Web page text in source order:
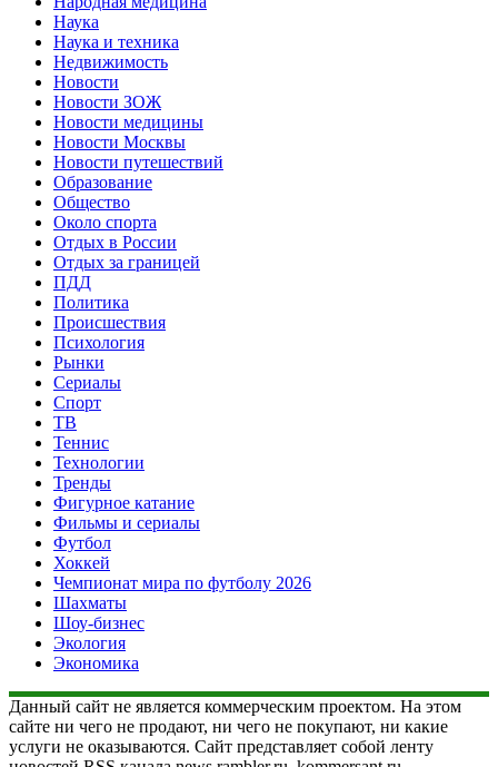
Наука
Наука и техника
Недвижимость
Новости
Новости ЗОЖ
Новости медицины
Новости Москвы
Новости путешествий
Образование
Общество
Около спорта
Отдых в России
Отдых за границей
ПДД
Политика
Происшествия
Психология
Рынки
Сериалы
Спорт
ТВ
Теннис
Технологии
Тренды
Фигурное катание
Фильмы и сериалы
Футбол
Хоккей
Чемпионат мира по футболу 2026
Шахматы
Шоу-бизнес
Экология
Экономика
Данный сайт не является коммерческим проектом. На этом
сайте ни чего не продают, ни чего не покупают, ни какие
услуги не оказываются. Сайт представляет собой ленту